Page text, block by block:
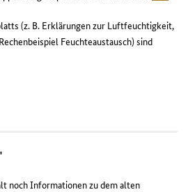
(z. B. Erklärungen zur Luftfeuchtigkeit,
Feuchteaustausch) sind
noch Informationen zu dem alten